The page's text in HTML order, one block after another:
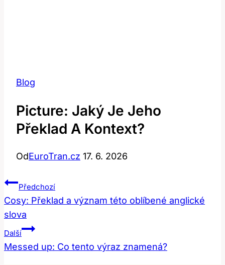
Blog
Picture: Jaký Je Jeho
Překlad A Kontext?
OdEuroTran.cz 17. 6. 2026
Navigace
Pro
Příspěvek
Předchozí
Cosy: Překlad a význam této oblíbené anglické
slova
Další
Messed up: Co tento výraz znamená?